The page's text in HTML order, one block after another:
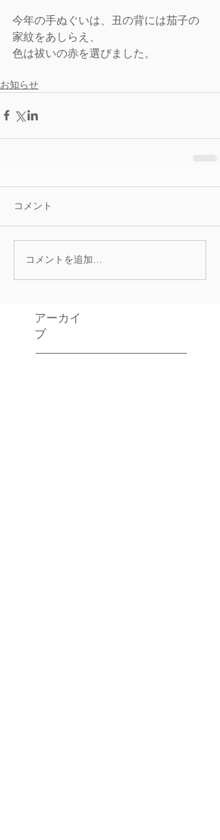
今年の手ぬぐいは、丑の背には茄子の
家紋をあしらえ、
色は祓いの赤を選びました。
お知らせ
コメント
コメントを追加…
アーカイ
ブ